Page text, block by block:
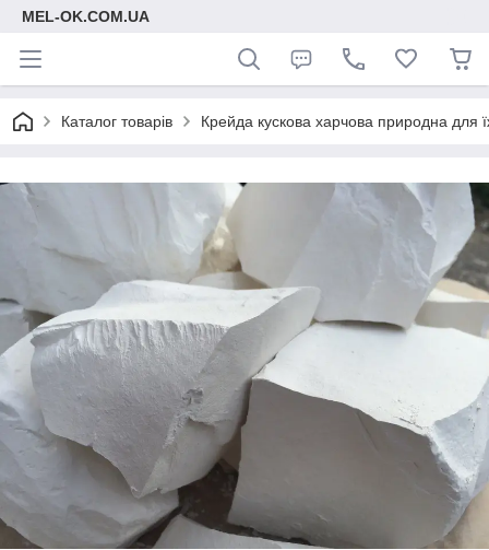
MEL-OK.COM.UA
Каталог товарів Крейда кускова харчова природна для